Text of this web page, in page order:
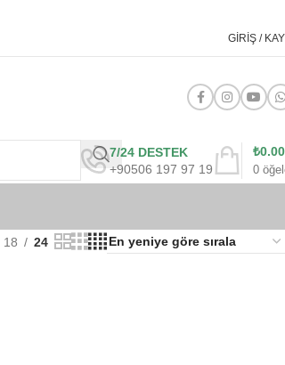
GIRIŞ /
7/24 DESTEK
+90506 197 97 19
0
₺0.00
18 24